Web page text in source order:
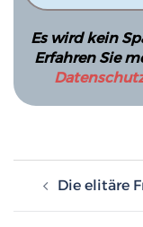
Es wird kein
Erfahren Sie
Die elitäre